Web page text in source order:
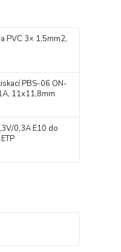
PVC 3× 1,5mm2,
PBS-06 ON-
11x11,8mm
0,3A E10 do